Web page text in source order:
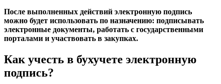
После выполненных действий электронную подпись
можно будет использовать по назначению: подписывать
электронные документы, работать с государственными
порталами и участвовать в закупках.
Как учесть в бухучете электронную
подпись?